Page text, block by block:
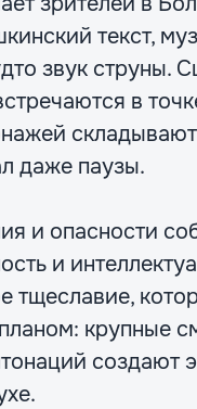
текст,
звук струны.
в
даже паузы.
и опасности
и
тщеславие,
крупные
создают